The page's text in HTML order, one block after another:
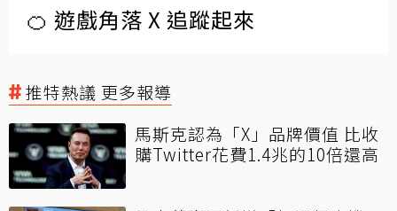
🍊 遊戲角落 X 追蹤起來
推特熱議 更多報導
馬斯克認為「X」品牌價值 比收
購Twitter花費1.4兆的10倍還高